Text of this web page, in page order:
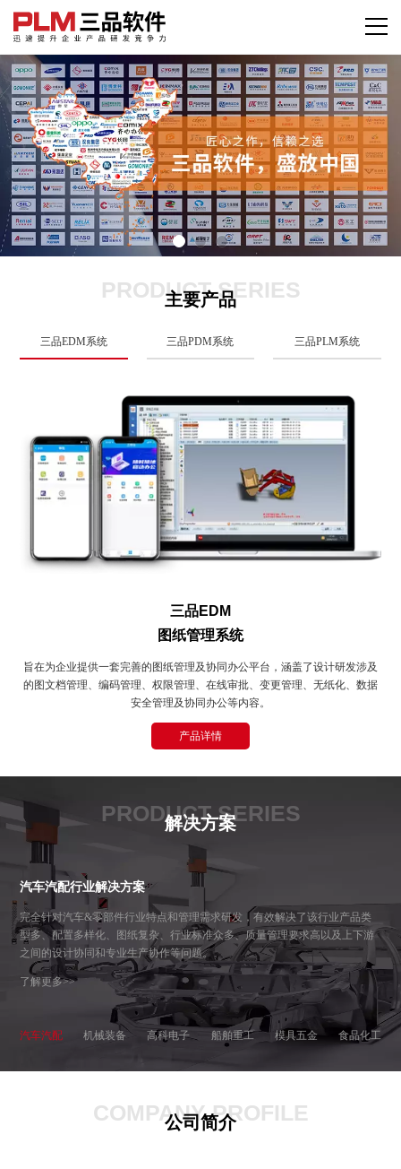
PRODUCT SERIES
主要产品
三品EDM系统 三品PDM系统 三品PLM系统
三品EDM
图纸管理系统
旨在为企业提供一套完善的图纸管理及协同办公平台，涵盖了设计研发涉及
的图文档管理、编码管理、权限管理、在线审批、变更管理、无纸化、数据
安全管理及协同办公等内容。
产品详情
PRODUCT SERIES
解决方案
汽车汽配行业解决方案
完全针对汽车&零部件行业特点和管理需求研发，有效解决了该行业产品类
型多、配置多样化、图纸复杂、行业标准众多、质量管理要求高以及上下游
之间的设计协同和专业生产协作等问题。
了解更多>>
汽车汽配 机械装备 高科电子 船舶重工 模具五金 食品化工
COMPANY PROFILE
公司简介